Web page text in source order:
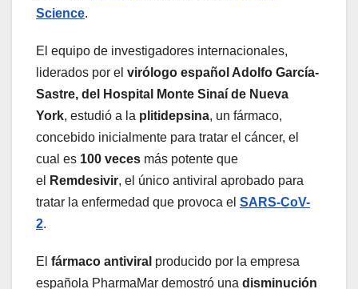
Science.
El equipo de investigadores internacionales,
liderados por el virólogo español Adolfo García-
Sastre, del Hospital Monte Sinaí de Nueva
York, estudió a la plitidepsina, un fármaco,
concebido inicialmente para tratar el cáncer, el
cual es 100 veces más potente que
el
Remdesivir, el único antiviral aprobado para
tratar la enfermedad que provoca el SARS-CoV-
2.
El fármaco antiviral producido por la empresa
española PharmaMar demostró una disminución